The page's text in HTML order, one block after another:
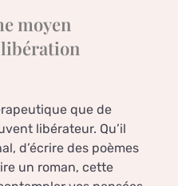
moyen
libération
que de
libérateur. Qu’il
d’écrire des poèmes
un roman, cette